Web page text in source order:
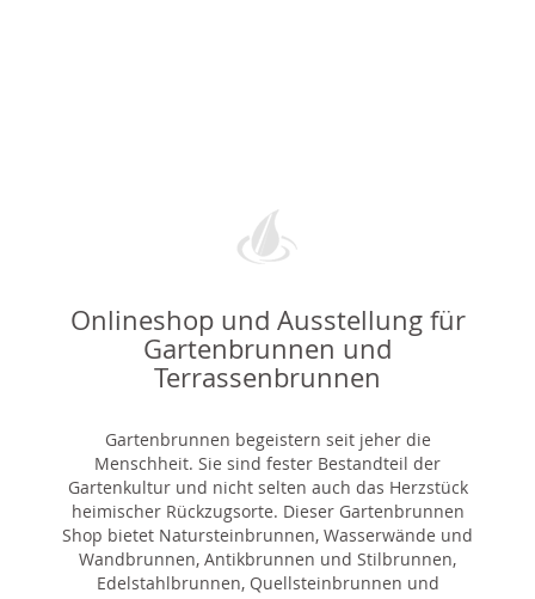
Onlineshop und Ausstellung für
Gartenbrunnen und
Terrassenbrunnen
Gartenbrunnen begeistern seit jeher die
Menschheit. Sie sind fester Bestandteil der
Gartenkultur und nicht selten auch das Herzstück
heimischer Rückzugsorte. Dieser Gartenbrunnen
Shop bietet Natursteinbrunnen, Wasserwände und
Wandbrunnen, Antikbrunnen und Stilbrunnen,
Edelstahlbrunnen, Quellsteinbrunnen und